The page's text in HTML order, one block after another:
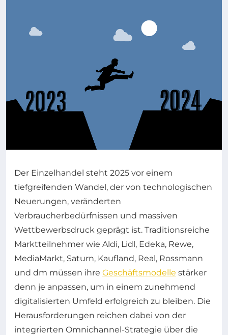
Der Einzelhandel steht 2025 vor einem
tiefgreifenden Wandel, der von technologischen
Neuerungen, veränderten
Verbraucherbedürfnissen und massiven
Wettbewerbsdruck geprägt ist. Traditionsreiche
Marktteilnehmer wie Aldi, Lidl, Edeka, Rewe,
MediaMarkt, Saturn, Kaufland, Real, Rossmann
und dm müssen ihre Geschäftsmodelle stärker
denn je anpassen, um in einem zunehmend
digitalisierten Umfeld erfolgreich zu bleiben. Die
Herausforderungen reichen dabei von der
integrierten Omnichannel-Strategie über die